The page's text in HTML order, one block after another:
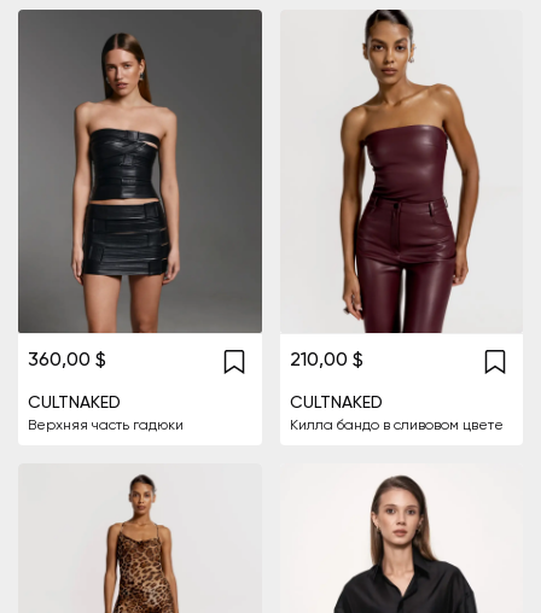
360,00 $
CULTNAKED
Верхняя часть гадюки
210,00 $
CULTNAKED
Килла бандо в сливовом цвете